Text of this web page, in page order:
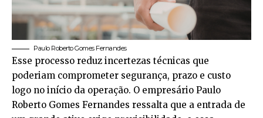
Paulo Roberto Gomes Fernandes
Esse processo reduz incertezas técnicas que
poderiam comprometer segurança, prazo e custo
logo no início da operação. O empresário Paulo
Roberto Gomes Fernandes ressalta que a entrada de